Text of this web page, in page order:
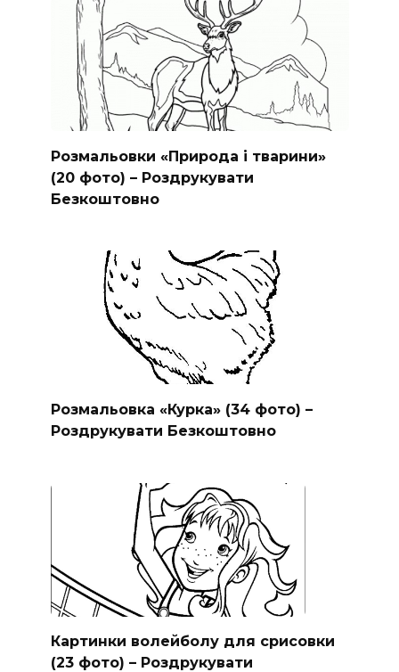
Розмальовки «Природа і тварини»
(20 фото) – Роздрукувати
Безкоштовно
Розмальовка «Курка» (34 фото) –
Роздрукувати Безкоштовно
Картинки волейболу для срисовки
(23 фото) – Роздрукувати